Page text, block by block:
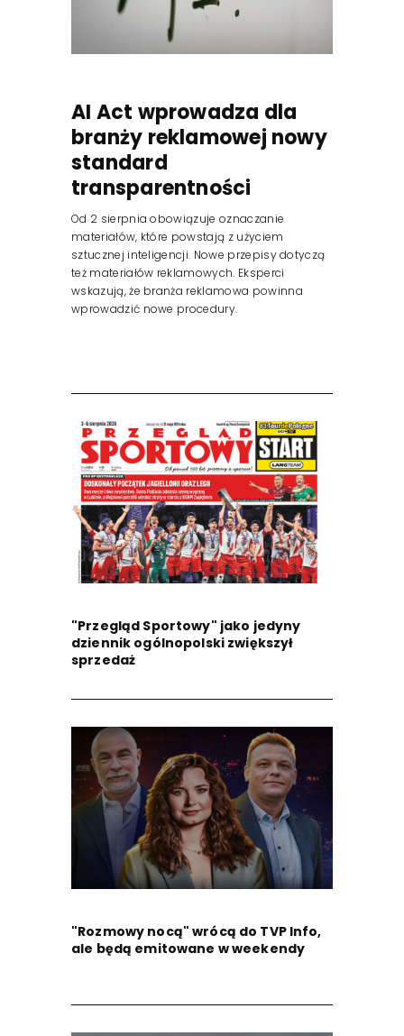
AI Act wprowadza dla
branży reklamowej nowy
standard
transparentności
Od 2 sierpnia obowiązuje oznaczanie
materiałów, które powstają z użyciem
sztucznej inteligencji. Nowe przepisy dotyczą
też materiałów reklamowych. Eksperci
wskazują, że branża reklamowa powinna
wprowadzić nowe procedury.
"Przegląd Sportowy" jako jedyny
dziennik ogólnopolski zwiększył
sprzedaż
"Rozmowy nocą" wrócą do TVP Info,
ale będą emitowane w weekendy